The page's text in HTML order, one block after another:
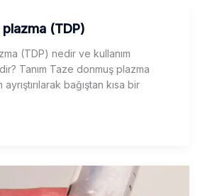
(TDP)
(TDP) nedir ve kullanım
Tanım Taze donmuş plazma
bağıştan kısa bir